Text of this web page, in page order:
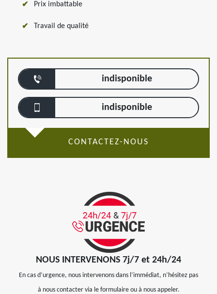
Prix imbattable
Travail de qualité
indisponible
indisponible
CONTACTEZ-NOUS
NOUS INTERVENONS 7j/7 et 24h/24
En cas d’urgence, nous intervenons dans l’immédiat, n’hésitez pas
à nous contacter via le formulaire ou à nous appeler.